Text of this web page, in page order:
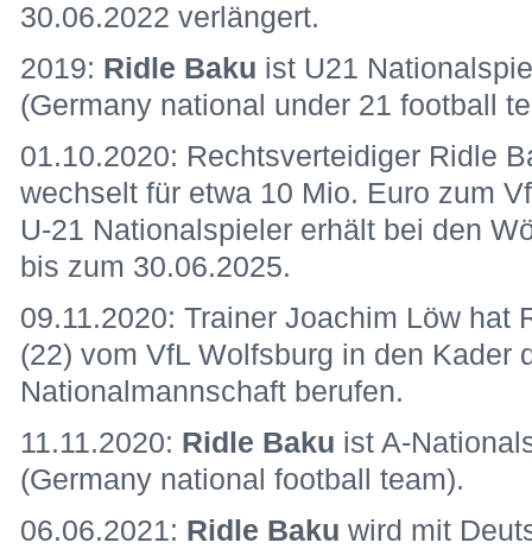
30.06.2022 verlängert.
2019: Ridle Baku ist U21
(Germany national under 21 football
01.10.2020: Rechtsverteidiger Ridle
wechselt für etwa 10 Mio. Euro zum
U-21 Nationalspieler erhält bei den
bis zum 30.06.2025.
09.11.2020: Trainer Joachim Löw hat
(22) vom VfL Wolfsburg in den Kader
Nationalmannschaft berufen.
11.11.2020: Ridle Baku ist A-
(Germany national football team).
06.06.2021: Ridle Baku wird mit